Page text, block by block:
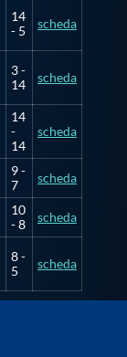
14
- 5
scheda
3 -
14
scheda
14
-
14
scheda
9 -
7
scheda
10
- 8
scheda
8 -
5
scheda